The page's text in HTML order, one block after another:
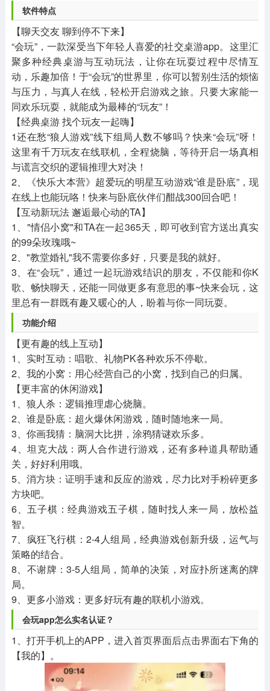
软件特点
【聊天交友 聊到停不下来】
“会玩”，一款深受当下年轻人喜爱的社交桌游app。这里汇
聚多种经典桌游与互动玩法，让你在玩耍过程中尽情互
动，乐趣加倍！于“会玩”的世界里，你可以暂别生活的烦恼
与压力，与真人在线，轻松开启游戏之旅。只要大家能一
同欢乐玩耍，就能成为最棒的“玩友”！
【经典桌游 找个玩友一起嗨】
1还在愁“狼人游戏”线下组局人数不够吗？快来“会玩”呀！
这里有千万玩友在线联机，全程烧脑，等待开启一场真相
与谎言交织的逻辑推理大对决！
2、《快乐大本营》超爱玩的明星互动游戏“谁是卧底”，现
在线上也能玩咯！快来与卧底伙伴们酣战300回合吧！
【互动新玩法 邂逅最心动的TA】
1、"情侣小窝"和TA在一起365天，即可收到官方送出真实
的99朵玫瑰哦~
2、"教堂婚礼"我不需要你多好，只要是我的就好。
3、在“会玩”，通过一起玩游戏结识的朋友，不仅能和你K
歌、畅快聊天，还能一同做更多有意思的事~快来会玩，这
里总有一群既有趣又暖心的人，盼着与你一同玩耍。
功能介绍
【更有趣的线上互动】
1、实时互动：唱歌、礼物PK各种欢乐不停歇。
2、我的小窝：用心经营自己的小窝，找到自己的归属。
【更丰富的休闲游戏】
1、狼人杀：逻辑推理虐心烧脑。
2、谁是卧底：超火爆休闲游戏，随时随地来一局。
3、你画我猜：脑洞大比拼，涂鸦猜谜欢乐多。
4、坦克大战：两人合作进行游戏，还有多种道具帮助通
关，好好利用哦。
5、消方块：证明手速和反应的游戏，尽力比对手粉碎更多
方块吧。
6、五子棋：经典游戏五子棋，随时找人来一局，放松益
智。
7、疯狂飞行棋：2-4人组局，经典游戏创新升级，运气与
策略的结合。
8、不谢牌：3-5人组局，简单的决策，对应扑所迷离的牌
局。
9、更多小游戏：更多好玩有趣的联机小游戏。
会玩app怎么实名认证？
1、打开手机上的APP，进入首页界面后点击界面右下角的
【我的】。